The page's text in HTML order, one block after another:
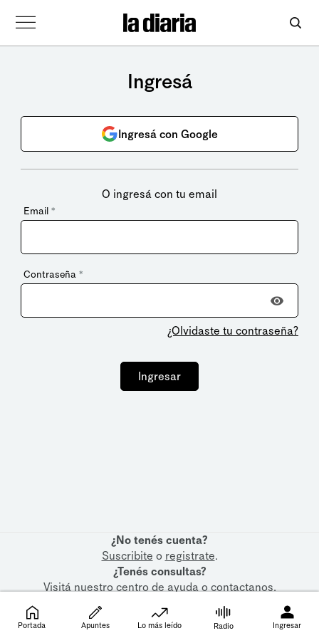
Ingresá
Ingresá con Google
O ingresá con tu email
Email *
Contraseña *
¿Olvidaste tu contraseña?
Ingresar
¿No tenés cuenta?
Suscribite o registrate.
¿Tenés consultas?
Visitá nuestrocentro de ayudaocontactanos.
Portada Apuntes Lo más leído Radio Ingresar